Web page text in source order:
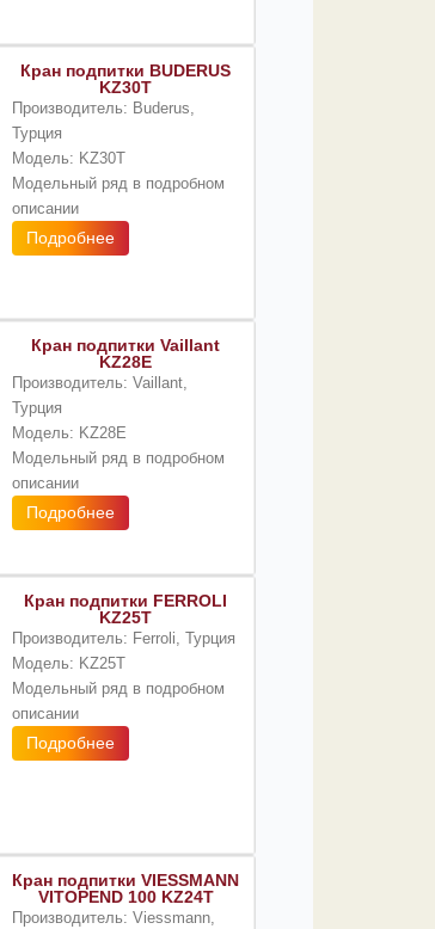
Кран подпитки BUDERUS
KZ30T
Производитель: Buderus,
Турция
Модель: KZ30T
Модельный ряд в подробном
описании
Подробнее
Кран подпитки Vaillant
KZ28E
Производитель: Vaillant,
Турция
Модель: KZ28E
Модельный ряд в подробном
описании
Подробнее
Кран подпитки FERROLI
KZ25T
Производитель: Ferroli, Турция
Модель: KZ25T
Модельный ряд в подробном
описании
Подробнее
Кран подпитки VIESSMANN
VITOPEND 100 KZ24T
Производитель: Viessmann,